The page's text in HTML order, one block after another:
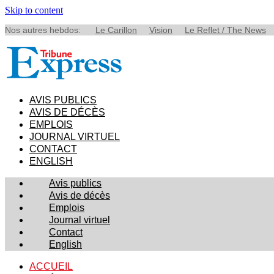
Skip to content
Nos autres hebdos: Le Carillon Vision Le Reflet / The News
AVIS PUBLICS
AVIS DE DÉCÈS
EMPLOIS
JOURNAL VIRTUEL
CONTACT
ENGLISH
Avis publics
Avis de décès
Emplois
Journal virtuel
Contact
English
ACCUEIL